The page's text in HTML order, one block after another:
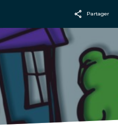
Partager